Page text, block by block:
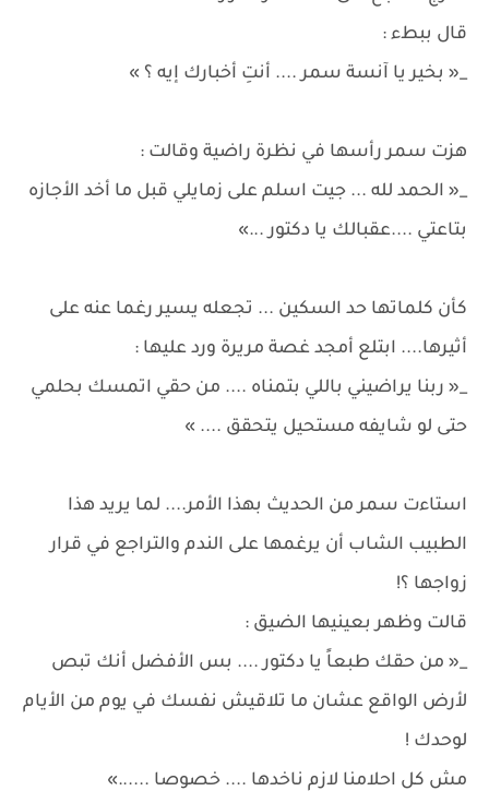
قال ببطء :
_« بخير يا آنسة سمر .... أنتِ أخبارك إيه ؟ »
هزت سمر رأسها في نظرة راضية وقالت :
_« الحمد لله ... جيت اسلم على زمايلي قبل ما أخد الأجازه
بتاعتي ....عقبالك يا دكتور ...»
كأن كلماتها حد السكين ... تجعله يسير رغما عنه على
أثيرها.... ابتلع أمجد غصة مريرة ورد عليها :
_« ربنا يراضيني باللي بتمناه .... من حقي اتمسك بحلمي
حتى لو شايفه مستحيل يتحقق .... »
استاءت سمر من الحديث بهذا الأمر.... لما يريد هذا
الطبيب الشاب أن يرغمها على الندم والتراجع في قرار
زواجها ؟!
قالت وظهر بعينيها الضيق :
_« من حقك طبعاً يا دكتور .... بس الأفضل أنك تبص
لأرض الواقع عشان ما تلاقيش نفسك في يوم من الأيام
لوحدك !
مش كل احلامنا لازم ناخدها .... خصوصا ......»